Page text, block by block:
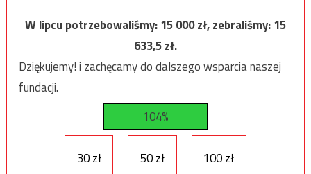
W lipcu potrzebowaliśmy:15 000zł, zebraliśmy:15
633,5zł.
Dziękujemy! i zachęcamy do dalszego wsparcia naszej
fundacji.
104%
30 zł 50 zł 100 zł